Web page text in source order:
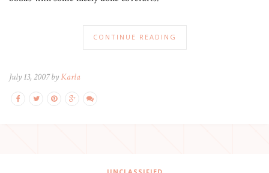
CONTINUE READING
July 13, 2007 byKarla